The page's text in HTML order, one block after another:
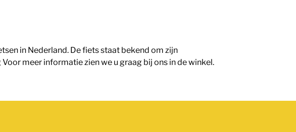
in Nederland. De fiets staat bekend om zijn
meer informatie zien we u graag bij ons in de winkel.